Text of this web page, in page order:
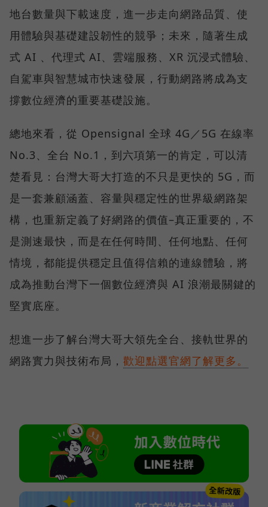
地台數量與下載速度，進一步走向網路品質、使
用體驗與基礎建設韌性的競爭；未來，隨著生成
式 AI 、代理式 AI、雲端服務、XR 沉浸式體驗、
自駕車與智慧城市快速發展，行動網路將成為支
撐數位經濟的重要基礎設施。
總地來看，從 Opensignal 全球 4G／5G 在線率
No.3、全台 No.1，到六項第一的肯定，可以清
楚看見：台灣大哥大打造的不只是更快的 5G，而
是一套兼顧涵蓋、容量與穩定性的世界級網路架
構，也重新定義了好網路的價值–真正重要的，不
是測速最快，而是在任何時間、任何地點、任何
情境，都能提供穩定且值得信賴的連線體驗，將
成為推動台灣下一個數位經濟與 AI 浪潮最關鍵的
堅實底座。
想進一步了解台灣大哥大領先全台、接軌世界的
網路實力與技術布局， 歡迎點選官網了解更多。